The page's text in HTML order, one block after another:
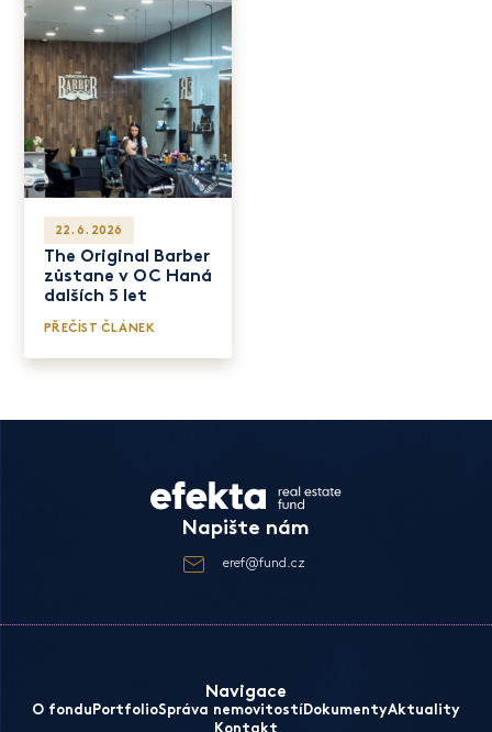
22. 6. 2026
The Original Barber
zůstane v OC Haná
dalších 5 let
PŘEČÍST ČLÁNEK
Napište nám
eref@fund.cz
Navigace
O fonduPortfolioSpráva nemovitostíDokumentyAktuality
Kontakt